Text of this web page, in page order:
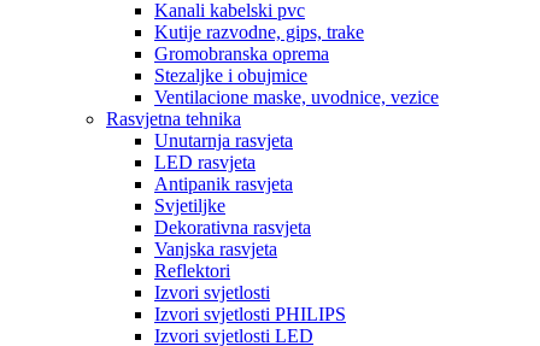
Kanali kabelski pvc
Kutije razvodne, gips, trake
Gromobranska oprema
Stezaljke i obujmice
Ventilacione maske, uvodnice, vezice
Rasvjetna tehnika
Unutarnja rasvjeta
LED rasvjeta
Antipanik rasvjeta
Svjetiljke
Dekorativna rasvjeta
Vanjska rasvjeta
Reflektori
Izvori svjetlosti
Izvori svjetlosti PHILIPS
Izvori svjetlosti LED